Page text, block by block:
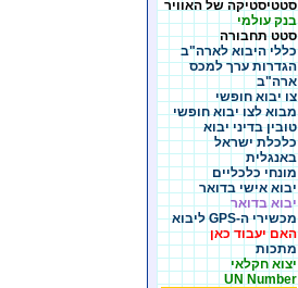
סטטיסטיקה של האוויר
בנק עולמי
סטט תחבורה
כללי היבוא לארה"ב
הגדרות ערך למכס
ארה"ב
צו יבוא חופשי
מבוא לצו יבוא חופשי
טובין בדיני יבוא
כלכלת ישראל
באנגלית
מונחי כלכליים
יבוא אישי בדואר
יבוא בדואר
מכשירי ה-GPS ליבוא
האם יעבוד כאן
מתכות
יצוא חקלאי
UN Number